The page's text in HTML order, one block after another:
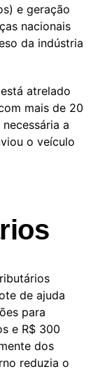
e geração
nacionais
da indústria
atrelado
mais de 20
a
o veículo
de ajuda
para
e R$ 300
dos
reduzia o